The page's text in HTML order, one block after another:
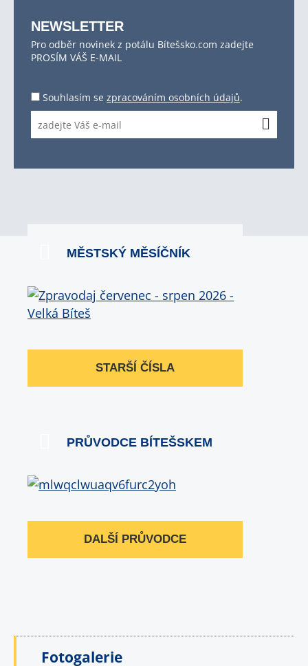
NEWSLETTER
Pro odběr novinek z potálu Bítešsko.com zadejte
PROSÍM VÁŠ E-MAIL
Souhlasím se zpracováním osobních údajů.
MĚSTSKÝ MĚSÍČNÍK
STARŠÍ ČÍSLA
PRŮVODCE BÍTEŠSKEM
DALŠÍ PRŮVODCE
Fotogalerie